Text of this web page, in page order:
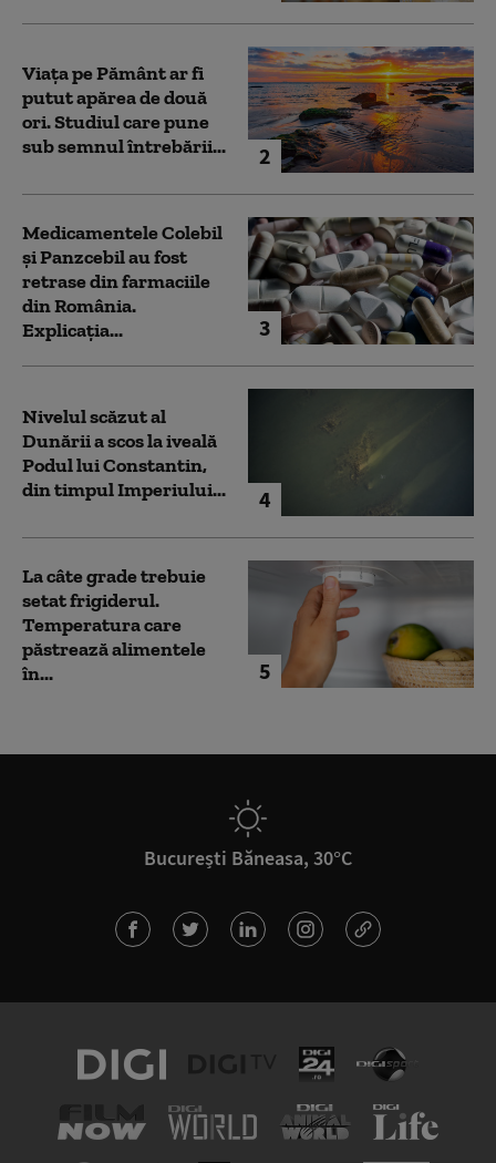
2
Viața pe Pământ ar fi
putut apărea de două
ori. Studiul care pune
sub semnul întrebării...
3
Medicamentele Colebil
și Panzcebil au fost
retrase din farmaciile
din România.
Explicația...
4
Nivelul scăzut al
Dunării a scos la iveală
Podul lui Constantin,
din timpul Imperiului...
5
La câte grade trebuie
setat frigiderul.
Temperatura care
păstrează alimentele
în...
București Băneasa, 30°C